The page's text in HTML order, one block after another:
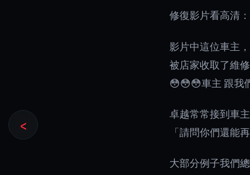
修復影片看高清：
影片中這位車主
被店家收取了維
😳😳😳車主 跟我
卓越常常接到車
「請問你們還能
大部分例子我們
‹